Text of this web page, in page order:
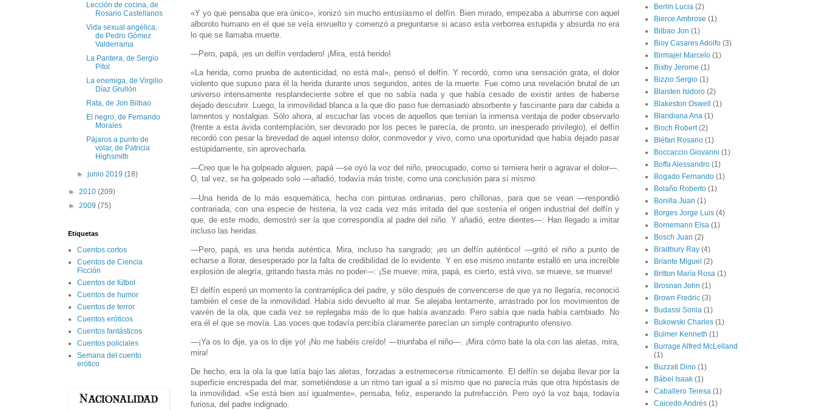
«Y yo que pensaba que era único», ironizó sin mucho entusiasmo el delfín. Bien mirado, empezaba a aburrirse con aquel
alboroto humano en el que se veía envuelto y comenzó a preguntarse si acaso esta verborrea estupida y absurda no era
lo que se llamaba muerte.
—Pero, papá, ¡es un delfín verdadero! ¡Mira, está herido!
«La herida, como prueba de autenticidad, no está mal», pensó el delfín. Y recordó, como una sensación grata, el dolor
violento que supuso para él la herida durante unos segundos, antes de la muerte. Fue como una revelación brutal de un
universo intensamente resplandeciente sobre el que no sabía nada y que había cesado de existir antes de haberse
dejado descubrir. Luego, la inmovilidad blanca a la que dio paso fue demasiado absorbente y fascinante para dar cabida a
lamentos y nostalgias. Sólo ahora, al escuchar las voces de aquellos que tenían la inmensa ventaja de poder observarlo
(frente a esta ávida contemplación, ser devorado por los peces le parecía, de pronto, un inesperado privilegio), el delfín
recordó con pesar la brevedad de aquel intenso dolor, conmovedor y vivo, como una oportunidad que había dejado pasar
estúpidamente, sin aprovecharla.
—Creo que le ha golpeado alguien, papá —se oyó la voz del niño, preocupado, como si temiera herir o agravar el dolor—.
O, tal vez, se ha golpeado solo —añadió, todavía más triste, como una conclusión para sí mismo.
—Una herida de lo más esquemática, hecha con pinturas ordinarias, pero chillonas, para que se vean —respondió
contrariada, con una especie de histeria, la voz cada vez más irritada del que sostenía el origen industrial del delfín y
que, de este modo, demostró ser la que correspondía al padre del niño. Y añadió, entre dientes—: Han llegado a imitar
incluso las heridas.
—Pero, papá, es una herida auténtica. Mira, incluso ha sangrado; ¡es un delfín auténtico! —gritó el niño a punto de
echarse a llorar, desesperado por la falta de credibilidad de lo evidente. Y en ese mismo instante estalló en una increíble
explosión de alegría, gritando hasta más no poder—: ¡Se mueve; mira, papá, es cierto, está vivo, se mueve, se mueve!
El delfín esperó un momento la contrarréplica del padre, y sólo después de convencerse de que ya no llegaría, reconoció
también el cese de la inmovilidad. Había sido devuelto al mar. Se alejaba lentamente, arrastrado por los movimientos de
vaivén de la ola, que cada vez se replegaba más de lo que había avanzado. Pero sabía que nada había cambiado. No
era él el que se movía. Las voces que todavía percibía claramente parecían un simple contrapunto ofensivo.
—¡Ya os lo dije, ya os lo dije yo! ¡No me habéis creído! —triunfaba el niño—. ¡Mira cómo bate la ola con las aletas, mira,
mira!
De hecho, era la ola la que latía bajo las aletas, forzadas a estremecerse rítmicamente. El delfín se dejaba llevar por la
superficie encrespada del mar, sometiéndose a un ritmo tan igual a sí mismo que no parecía más que otra hipóstasis de
la inmovilidad. «Se está bien así igualmente», pensaba, feliz, esperando la putrefacción. Pero oyó la voz baja, todavía
furiosa, del padre indignado.
Lección de cocina, de
Rosario Castellanos
Vida sexual angélica,
de Pedro Gómez
Valderrama
La Pantera, de Sergio
Pitol
La enemiga, de Virgilio
Díaz Grullón
Rata, de Jon Bilbao
El negro, de Fernando
Morales
Pájaros a punto de
volar, de Patricia
Highsmith
►junio 2019(18)
► 2010 (209)
► 2009 (75)
Etiquetas
Cuentos cortos
Cuentos de Ciencia
Ficción
Cuentos de fútbol
Cuentos de humor
Cuentos de terror
Cuentos eróticos
Cuentos fantásticos
Cuentos policiales
Semana del cuento
erótico
Berlin Lucia (2)
Bierce Ambrose (1)
Bilbao Jon (1)
Bioy Casares Adolfo (3)
Birmajer Marcelo (1)
Bixby Jerome (1)
Bizzio Sergio (1)
Blaisten Isidoro (2)
Blakeston Oswell
(1)
Blandiana Ana (1)
Bloch Robert (2)
Bléfari Rosario (1)
Boccaccio Giovanni (1)
Boffa Alessandro (1)
Bogado Fernando (1)
Bolaño Roberto (1)
Bonilla Juan (1)
Borges Jorge Luis (4)
Bornemann Elsa (1)
Bosch Juan (2)
Bradbury Ray (4)
Briante Miguel (2)
Britton María Rosa (1)
Brosnan John (1)
Brown Fredric (3)
Budassi Sonia (1)
Bukowski Charles (1)
Bulmer Kenneth (1)
Burrage Alfred McLelland
(1)
Buzzati Dino (1)
Bábel Isaak (1)
Caballero Teresa (1)
Caicedo Andrés (1)